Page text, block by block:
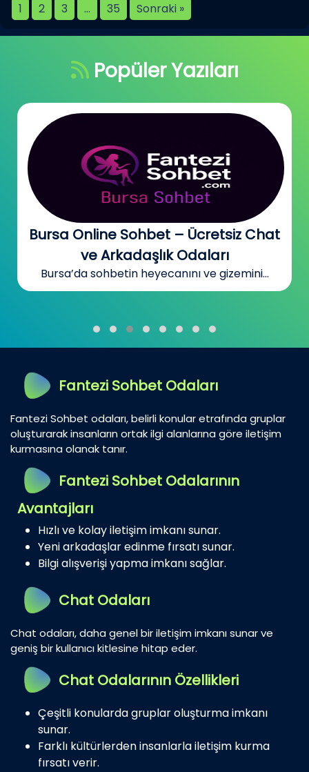
1 2 3 … 35 Sonraki »
Popüler Yazıları
Bursa Online Sohbet – Ücretsiz Chat
ve Arkadaşlık Odaları
Bursa’da sohbetin heyecanını ve gizemini...
Fantezi Sohbet Odaları
Fantezi Sohbet odaları, belirli konular etrafında gruplar
oluşturarak insanların ortak ilgi alanlarına göre iletişim
kurmasına olanak tanır.
Fantezi Sohbet Odalarının
Avantajları
Hızlı ve kolay iletişim imkanı sunar.
Yeni arkadaşlar edinme fırsatı sunar.
Bilgi alışverişi yapma imkanı sağlar.
Chat Odaları
Chat odaları, daha genel bir iletişim imkanı sunar ve
geniş bir kullanıcı kitlesine hitap eder.
Chat Odalarının Özellikleri
Çeşitli konularda gruplar oluşturma imkanı
sunar.
Farklı kültürlerden insanlarla iletişim kurma
fırsatı verir.